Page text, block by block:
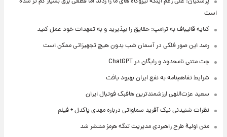
است
کنایه قالیباف به ترامپ: حقایق را بپذیرید و به تعهدات خود عمل کنید
رصد این صور فلکی در آسمان شب بدون هیچ تجهیزاتی ممکن است
چت متنی نامحدود و رایگان در ChatGPT
شرایط تفاهم‌نامه به نفع ایران بهبود یافت
سعید عزت‌اللهی ارزشمندترین هافبک فوتبال ایران
نظرات شنیدنی نیک آفرید سماواتی درباره مهدی پاکدل + فیلم
متن اولیۀ طرح راهبردی مدیریت تنگه هرمز منتشر شد